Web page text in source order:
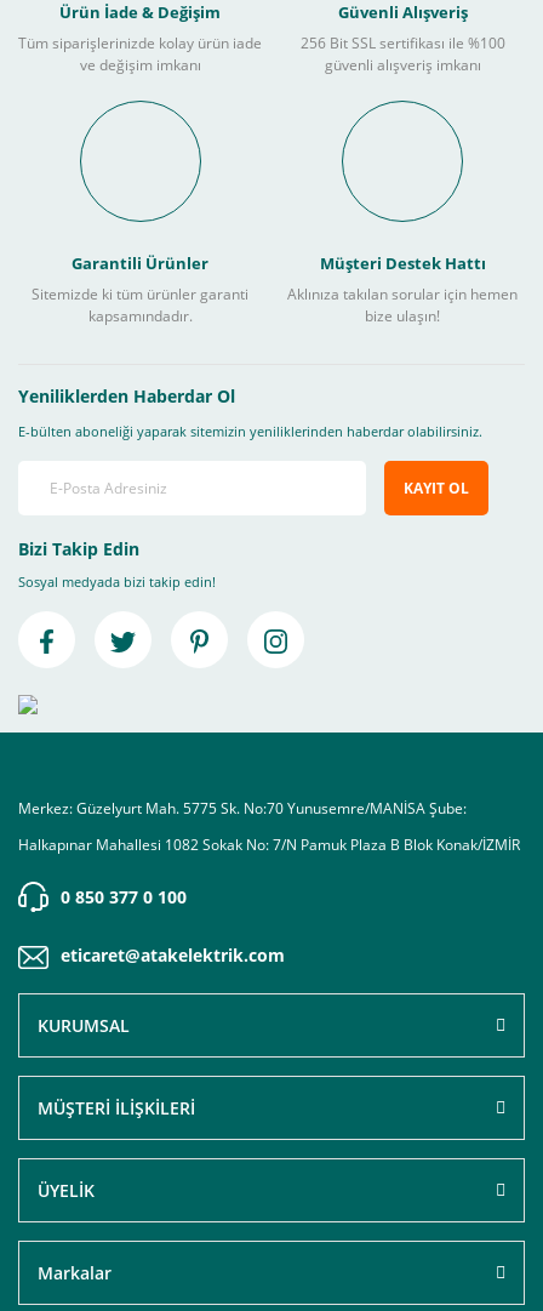
Ürün İade & Değişim
Tüm siparişlerinizde kolay ürün iade
ve değişim imkanı
Güvenli Alışveriş
256 Bit SSL sertifikası ile %100
güvenli alışveriş imkanı
Garantili Ürünler
Sitemizde ki tüm ürünler garanti
kapsamındadır.
Müşteri Destek Hattı
Aklınıza takılan sorular için hemen
bize ulaşın!
Yeniliklerden Haberdar Ol
E-bülten aboneliği yaparak sitemizin yeniliklerinden haberdar olabilirsiniz.
KAYIT OL
Bizi Takip Edin
Sosyal medyada bizi takip edin!
Merkez: Güzelyurt Mah. 5775 Sk. No:70 Yunusemre/MANİSA Şube:
Halkapınar Mahallesi 1082 Sokak No: 7/N Pamuk Plaza B Blok Konak/İZMİR
0 850 377 0 100
eticaret@atakelektrik.com
KURUMSAL
MÜŞTERİ İLİŞKİLERİ
ÜYELİK
Markalar